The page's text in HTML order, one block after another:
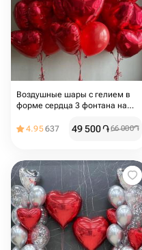
Воздушные шары с гелием в
форме сердца 3 фонтана на
4.95637 49 500֏66 000֏